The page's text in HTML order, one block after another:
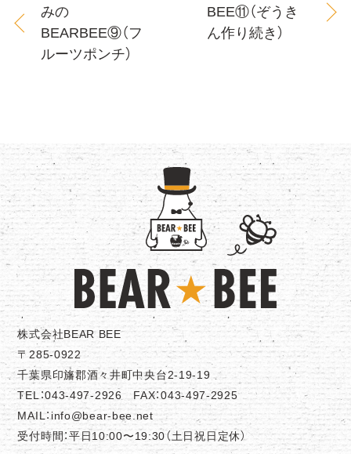
みの
BEARBEE⑨（フ
ルーツポンチ）
BEE⑪（ぞうき
ん作り続き）
株式会社BEAR BEE
〒285-0922
千葉県印旛郡酒々井町中央台2-19-19
TEL：043-497-2926 FAX：043-497-2925
MAIL：info@bear-bee.net
受付時間：平日10:00〜19:30（土日祝日定休）